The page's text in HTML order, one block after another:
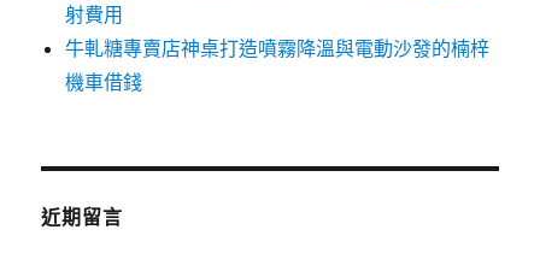
射費用
牛軋糖專賣店神桌打造噴霧降溫與電動沙發的楠梓
機車借錢
近期留言